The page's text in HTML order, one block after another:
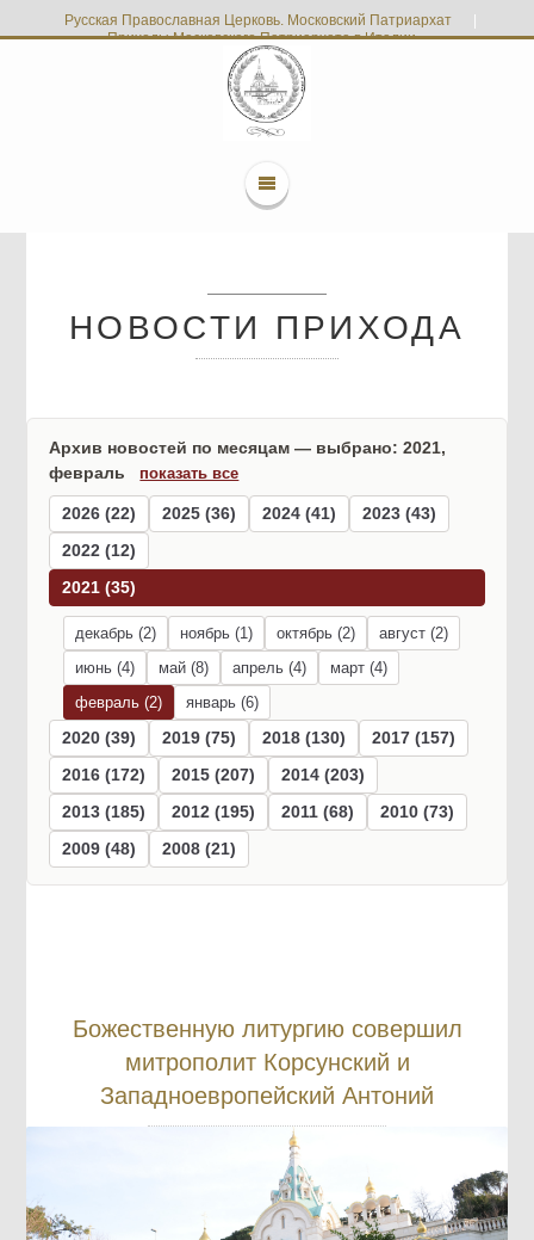
Русская Православная Церковь. Московский Патриархат
Приходы Московского Патриархата в Италии
НОВОСТИ ПРИХОДА
Архив новостей по месяцам — выбрано: 2021,
февраль
показать все
2026 (22) 2025 (36) 2024 (41)
2023 (43)
2022 (12)
2021 (35)
декабрь (2) ноябрь (1) октябрь (2)
август (2)
июнь (4)
май (8) апрель (4)
март (4)
февраль (2)
январь (6)
2020 (39) 2019 (75) 2018 (130)
2017 (157)
2016 (172)
2015 (207)
2014 (203)
2013 (185)
2012 (195) 2011 (68)
2010 (73)
2009 (48)
2008 (21)
Божественную литургию совершил
митрополит Корсунский и
Западноевропейский Антоний